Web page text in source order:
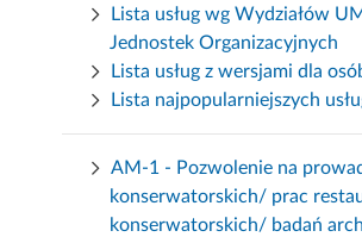
Lista usług wg Wydziałów
Jednostek Organizacyjnych
Lista usług z wersjami dla
Lista najpopularniejszych
AM-1 - Pozwolenie na
konserwatorskich/ prac
konserwatorskich/ badań